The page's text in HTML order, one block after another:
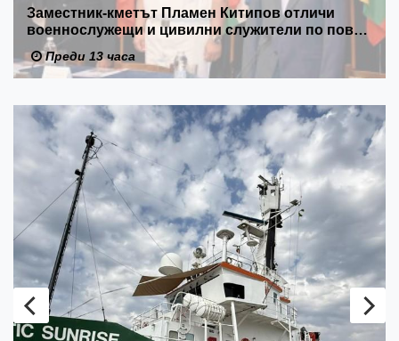
Заместник-кметът Пламен Китипов отличи
военнослужещи и цивилни служители по повод
Празника на ВМС
Преди 13 часа